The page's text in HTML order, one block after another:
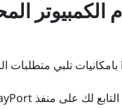
الكمبيوتر
بامكانيات تلبي متطلبات
لك على منفذ